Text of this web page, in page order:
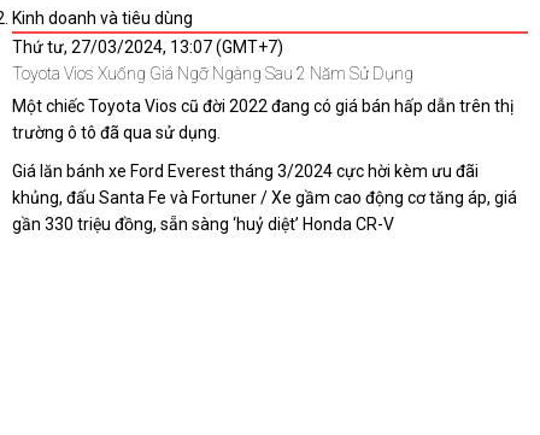
Kinh doanh và tiêu dùng
Thứ tư, 27/03/2024, 13:07 (GMT+7)
Toyota Vios Xuống Giá Ngỡ Ngàng Sau 2 Năm Sử Dụng
Một chiếc Toyota Vios cũ đời 2022 đang có giá bán hấp dẫn trên thị
trường ô tô đã qua sử dụng.
Giá lăn bánh xe Ford Everest tháng 3/2024 cực hời kèm ưu đãi
khủng, đấu Santa Fe và Fortuner / Xe gầm cao động cơ tăng áp, giá
gần 330 triệu đồng, sẵn sàng ‘huỷ diệt’ Honda CR-V